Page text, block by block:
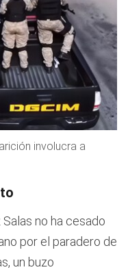
involucra a
no ha cesado
por el paradero de
un buzo